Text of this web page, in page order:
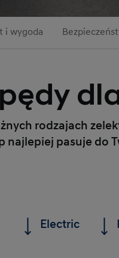
i wygoda
rodzajach
najlepiej pasuje do
Electric